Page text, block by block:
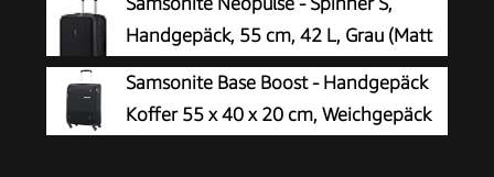
Handgepäck, 55 cm, 42 L, Grau (Matt
Graphite)
Samsonite Base Boost - Handgepäck
Koffer 55 x 40 x 20 cm, Weichgepäck